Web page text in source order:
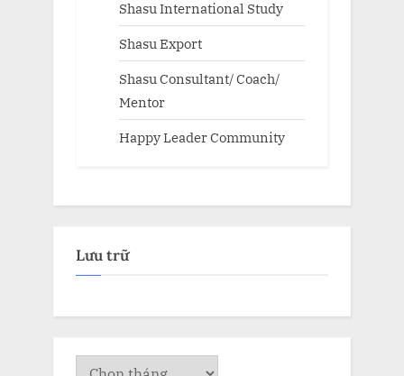
Shasu International Study
Shasu Export
Shasu Consultant/ Coach/
Mentor
Happy Leader Community
Lưu trữ
Lưu